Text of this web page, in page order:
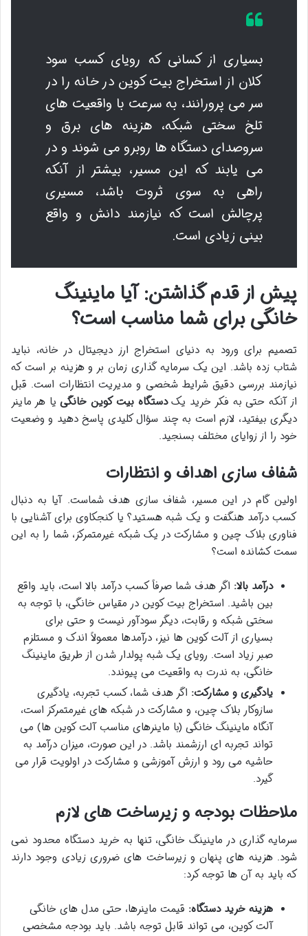
بسیاری از کسانی که رویای کسب سود
کلان از استخراج بیت کوین در خانه را در
سر می پرورانند، به سرعت با واقعیت های
تلخ سختی شبکه، هزینه های برق و
سروصدای دستگاه ها روبرو می شوند و در
می یابند که این مسیر، بیشتر از آنکه
راهی به سوی ثروت باشد، مسیری
پرچالش است که نیازمند دانش و واقع
بینی زیادی است.
پیش از قدم گذاشتن: آیا ماینینگ
خانگی برای شما مناسب است؟
تصمیم برای ورود به دنیای استخراج ارز دیجیتال در خانه، نباید
شتاب زده باشد. این یک سرمایه گذاری زمان بر و هزینه بر است که
نیازمند بررسی دقیق شرایط شخصی و مدیریت انتظارات است. قبل
از آنکه حتی به فکر خرید یکدستگاه بیت کوین خانگییا هر ماینر
دیگری بیفتید، لازم است به چند سؤال کلیدی پاسخ دهید و وضعیت
خود را از زوایای مختلف بسنجید.
شفاف سازی اهداف و انتظارات
اولین گام در این مسیر، شفاف سازی هدف شماست. آیا به دنبال
کسب درآمد هنگفت و یک شبه هستید؟ یا کنجکاوی برای آشنایی با
فناوری بلاک چین و مشارکت در یک شبکه غیرمتمرکز، شما را به این
سمت کشانده است؟
درآمد بالا: اگر هدف شما صرفاً کسب درآمد بالا است، باید واقع
بین باشید. استخراج بیت کوین در مقیاس خانگی، با توجه به
سختی شبکه و رقابت، دیگر سودآور نیست و حتی برای
بسیاری از آلت کوین ها نیز، درآمدها معمولاً اندک و مستلزم
صبر زیاد است. رویای یک شبه پولدار شدن از طریق ماینینگ
خانگی، به ندرت به واقعیت می پیوندد.
یادگیری و مشارکت: اگر هدف شما، کسب تجربه، یادگیری
سازوکار بلاک چین، و مشارکت در شبکه های غیرمتمرکز است،
آنگاه ماینینگ خانگی (با ماینرهای مناسب آلت کوین ها) می
تواند تجربه ای ارزشمند باشد. در این صورت، میزان درآمد به
حاشیه می رود و ارزش آموزشی و مشارکت در اولویت قرار می
گیرد.
ملاحظات بودجه و زیرساخت های لازم
سرمایه گذاری در ماینینگ خانگی، تنها به خرید دستگاه محدود نمی
شود. هزینه های پنهان و زیرساخت های ضروری زیادی وجود دارند
که باید به آن ها توجه کرد:
هزینه خرید دستگاه: قیمت ماینرها، حتی مدل های خانگی
آلت کوین، می تواند قابل توجه باشد. باید بودجه مشخصی